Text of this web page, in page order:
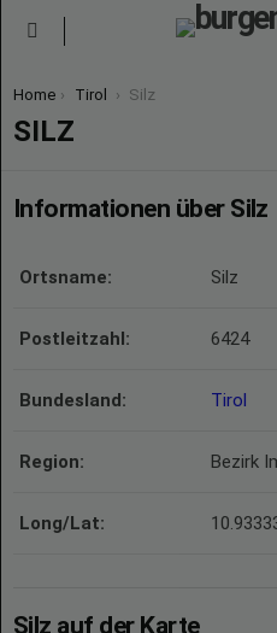
You are here:
Home Tirol Silz
SILZ
Informationen über Silz
Ortsname: Silz
Postleitzahl: 6424
Bundesland: Tirol
Region: Bezirk
Long/Lat:
Silz auf der Karte